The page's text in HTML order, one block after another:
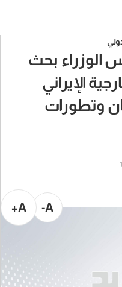
الوزراء بحث
الإيراني
وتطورات
A-
A+